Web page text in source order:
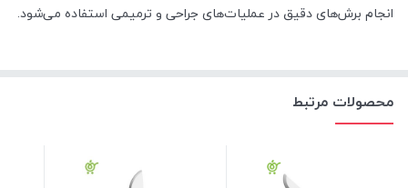
انجام برش‌های دقیق در عملیات‌های جراحی و ترمیمی استفاده می‌شود.
محصولات مرتبط